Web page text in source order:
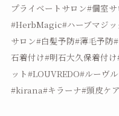
プライベートサロン#個室
#HerbMagic#ハーブマジッ
サロン#白髪予防#薄毛予防
石着付け#明石大久保着付
ット#LOUVREDO#ルーヴ
#kirana#キラーナ#頭皮